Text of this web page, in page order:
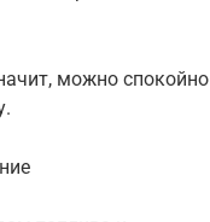
можно спокойно